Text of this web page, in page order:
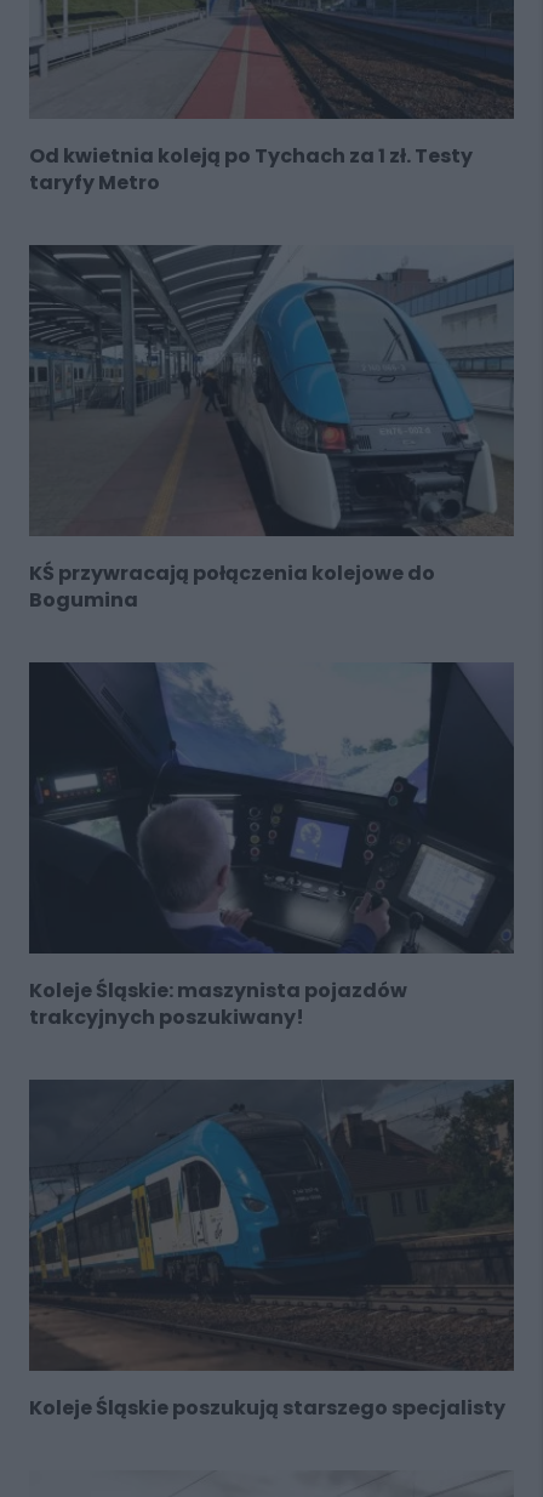
Od kwietnia koleją po Tychach za 1 zł. Testy
taryfy Metro
KŚ przywracają połączenia kolejowe do
Bogumina
Koleje Śląskie: maszynista pojazdów
trakcyjnych poszukiwany!
Koleje Śląskie poszukują starszego specjalisty